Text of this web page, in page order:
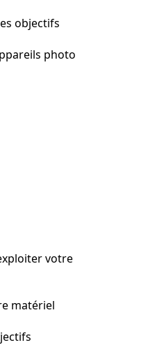
objectifs
photo
votre
matériel